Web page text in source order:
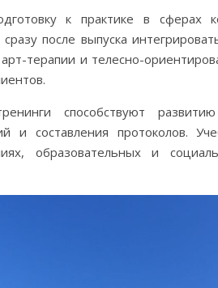
к практике в сферах
после выпуска
терапии и телесно-
способствуют
и составления протоколов.
образовательных и